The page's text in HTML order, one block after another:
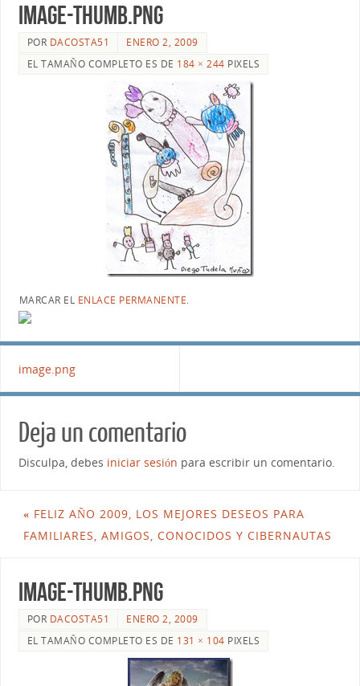
image-thumb.png
POR DACOSTA51
ENERO 2, 2009
EL TAMAÑO COMPLETO ES DE 184 × 244 PIXELS
MARCAR EL ENLACE PERMANENTE.
image.png
Deja un comentario
Disculpa, debes iniciar sesión para escribir un comentario.
« FELIZ AÑO 2009, LOS MEJORES DESEOS PARA
FAMILIARES, AMIGOS, CONOCIDOS Y CIBERNAUTAS
image-thumb.png
POR DACOSTA51
ENERO 2, 2009
EL TAMAÑO COMPLETO ES DE 131 × 104 PIXELS